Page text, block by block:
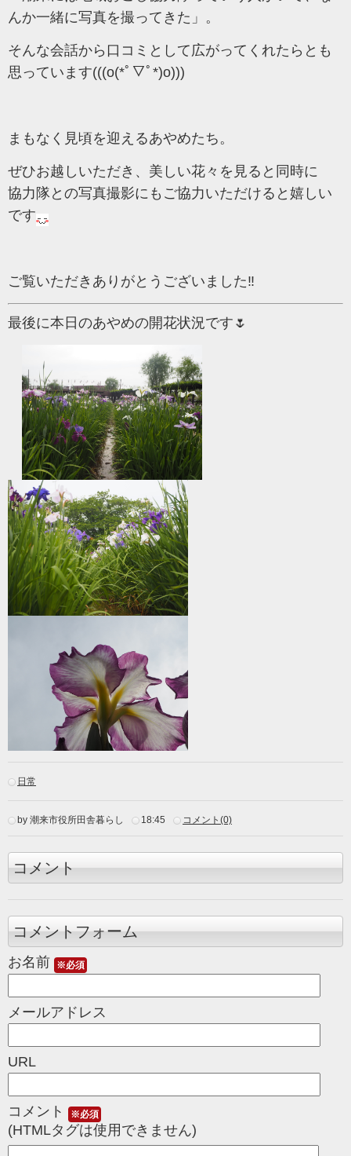
んか一緒に写真を撮ってきた」。
そんな会話から口コミとして広がってくれたらとも
思っています(((o(*ﾟ▽ﾟ*)o)))
まもなく見頃を迎えるあやめたち。
ぜひお越しいただき、美しい花々を見ると同時に
協力隊との写真撮影にもご協力いただけると嬉しい
です
ご覧いただきありがとうございました‼
最後に本日のあやめの開花状況です🌷
日常
by 潮来市役所田舎暮らし 18:45 コメント(0)
コメント
コメントフォーム
お名前 ※必須
メールアドレス
URL
コメント ※必須
(HTMLタグは使用できません)